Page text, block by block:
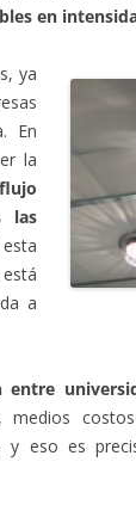
en
ya
En
la
las
esta
a
medios
eso es